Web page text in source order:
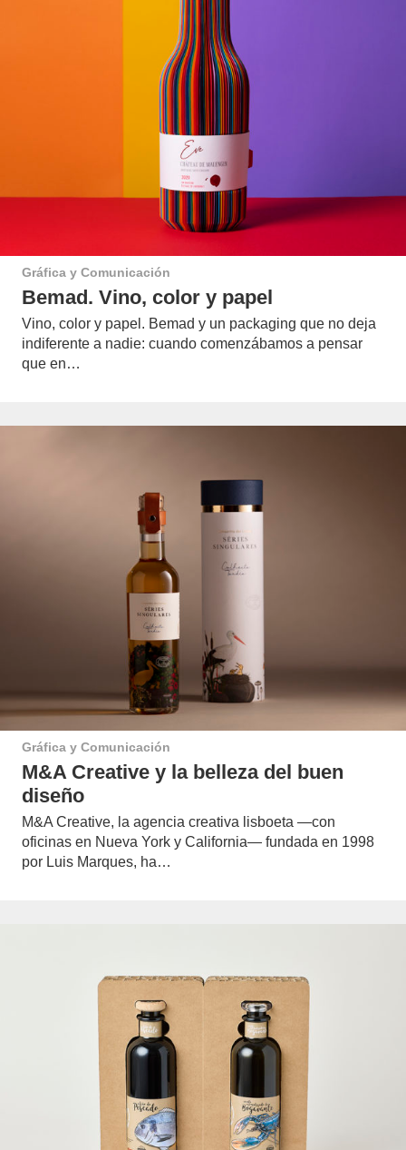
Gráfica y Comunicación
Bemad. Vino, color y papel
Vino, color y papel. Bemad y un packaging que no deja
indiferente a nadie: cuando comenzábamos a pensar
que en…
Gráfica y Comunicación
M&A Creative y la belleza del buen
diseño
M&A Creative, la agencia creativa lisboeta —con
oficinas en Nueva York y California— fundada en 1998
por Luis Marques, ha…